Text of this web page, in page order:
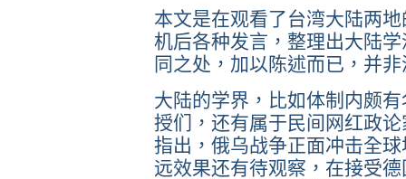
本文是在观看了台湾大陆两
机后各种发言，整理出大陆
同之处，加以陈述而已，并
大陆的学界，比如体制内颇
授们，还有属于民间网红政
指出，俄乌战争正面冲击全
远效果还有待观察，在接受